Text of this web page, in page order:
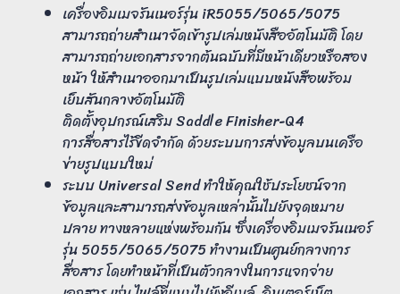
เครื่องอิมเมจรันเนอร์รุ่น iR5055/5065/5075
สามารถถ่ายสำเนาจัดเข้ารูปเล่มหนังสืออัตโนมัติ โดย
สามารถถ่ายเอกสารจากต้นฉบับที่มีหน้าเดียวหรือสอง
หน้า ให้สำเนาออกมาเป็นรูปเล่มแบบหนังสือพร้อม
เย็บสันกลางอัตโนมัติ
ติดตั้งอุปกรณ์เสริม Saddle Finisher-Q4
การสื่อสารไร้ขีดจำกัด ด้วยระบบการส่งข้อมูลบนเครือ
ข่ายรูปแบบใหม่
ระบบ Universal Send ทำให้คุณใช้ประโยชน์จาก
ข้อมูลและสามารถส่งข้อมูลเหล่านั้นไปยังจุดหมาย
ปลาย ทางหลายแห่งพร้อมกัน ซึ่งเครื่องอิมเมจรันเนอร์
รุ่น 5055/5065/5075 ทำงานเป็นศูนย์กลางการ
สื่อสาร โดยทำหน้าที่เป็นตัวกลางในการแจกจ่าย